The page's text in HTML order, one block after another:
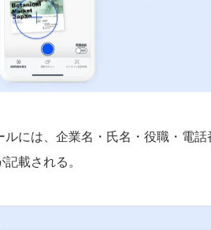
には、企業名・氏名・役職・電
載される。